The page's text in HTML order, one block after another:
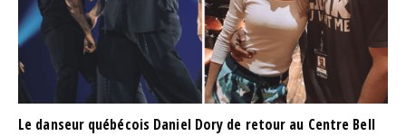
Le danseur québécois Daniel Dory de retour au Centre Bell